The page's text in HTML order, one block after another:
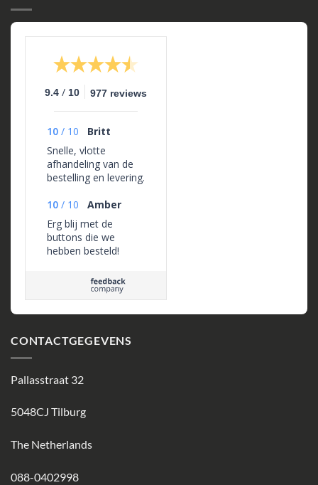
9.4 / 10 977 reviews
10 / 10
Britt
Snelle, vlotte
afhandeling van de
bestelling en levering.
zeer duidelijk.
10 / 10
Amber
Erg blij met de
buttons die we
hebben besteld!
service, de levering
en hoe ze eruit zien.
CONTACTGEGEVENS
Pallasstraat 32
5048CJ Tilburg
The Netherlands
088-0402998